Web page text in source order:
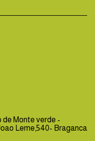
de Monte verde -
Leme,540- Braganca